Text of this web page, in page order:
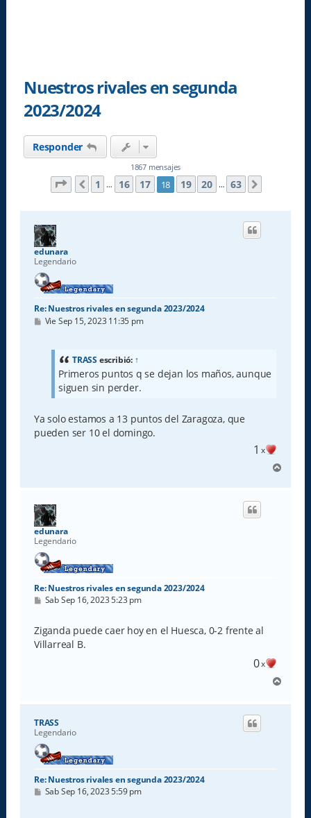
Nuestros rivales en segunda
2023/2024
Responder
1867 mensajes
Página 18 de63
Anterior
1 … 16 17 18 19 20 … 63
edunara
Legendario
Re: Nuestros rivales en segunda 2023/2024
M
Vie Sep 15, 2023 11:35 pm
TRASS escribió: ↑
Primeros puntos q se dejan los maños, aunque
siguen sin perder.
Ya solo estamos a 13 puntos del Zaragoza, que
pueden ser 10 el domingo.
1 x
r
edunara
Legendario
Re: Nuestros rivales en segunda 2023/2024
M
s
a
j
Sab Sep 16, 2023 5:23 pm
Ziganda puede caer hoy en el Huesca, 0-2 frente al
Villarreal B.
0x
r
TRASS
Legendario
Re: Nuestros rivales en segunda 2023/2024
M
Sab Sep 16, 2023 5:59 pm